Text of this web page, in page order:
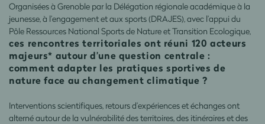
Organisées à Grenoble par la Délégation régionale académique à la
jeunesse, à l’engagement et aux sports (DRAJES), avec l’appui du
Pôle Ressources National Sports de Nature et Transition Ecologique,
ces rencontres territoriales ont réuni 120 acteurs
majeurs* autour d’une question centrale :
comment adapter les pratiques sportives de
nature face au changement climatique ?
Interventions scientifiques, retours d’expériences et échanges ont
alterné autour de la vulnérabilité des territoires, des itinéraires et des